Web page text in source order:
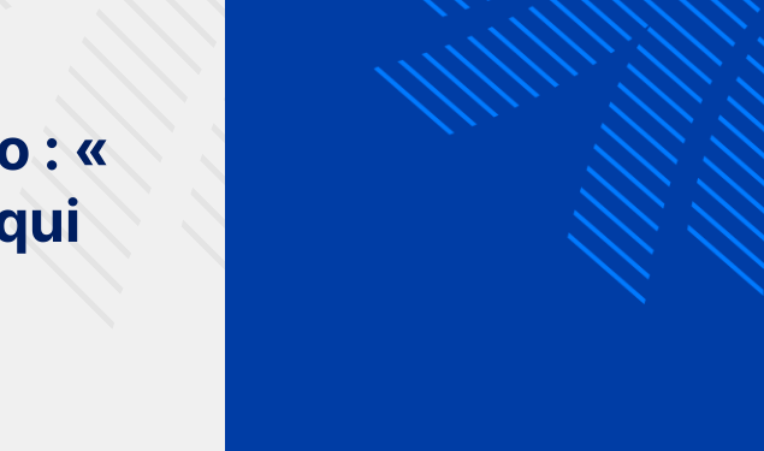
: «